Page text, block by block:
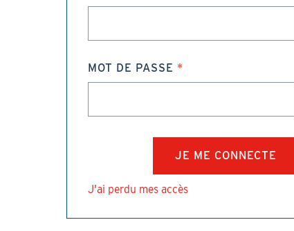
MOT DE PASSE
J'ai perdu mes accès